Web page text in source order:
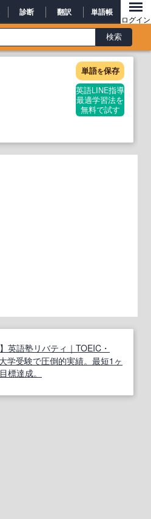
診断 翻訳 単語帳
ログイン
単語を保存
英語LINE指導
最適学習法を
無料で試す
英語塾リバティ｜TOEIC・
学受験で圧倒的実績。最短1ヶ
標達成。